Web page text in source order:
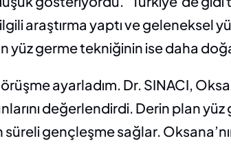
araştırma yaptı ve geleneksel
germe tekniğinin ise daha
ayarladım. Dr. SINACI,
değerlendirdi. Derin plan
gençleşme sağlar.